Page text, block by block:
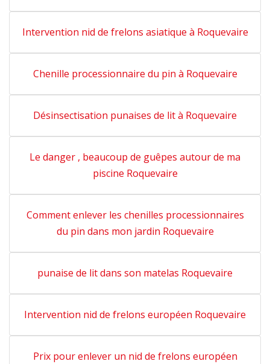
Intervention nid de frelons asiatique à Roquevaire
Chenille processionnaire du pin à Roquevaire
Désinsectisation punaises de lit à Roquevaire
Le danger , beaucoup de guêpes autour de ma
piscine Roquevaire
Comment enlever les chenilles processionnaires
du pin dans mon jardin Roquevaire
punaise de lit dans son matelas Roquevaire
Intervention nid de frelons européen Roquevaire
Prix pour enlever un nid de frelons européen